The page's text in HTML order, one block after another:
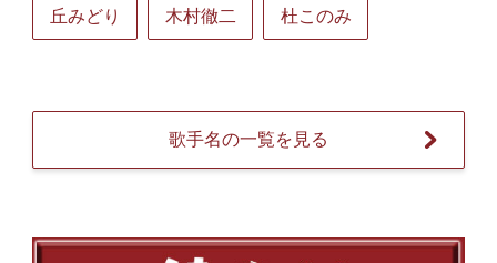
丘みどり 木村徹二 杜このみ
歌手名の一覧を見る